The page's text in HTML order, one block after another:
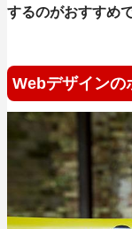
するのがおすすめで
Webデザインの